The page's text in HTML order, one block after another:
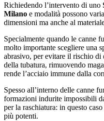
Richiedendo l’intervento di uno
Milano e modalità possono
dimensioni ma anche al
Specialmente quando le canne
molto importante scegliere una
abrasivo, per evitare il rischio di
della tubatura, rimuovendo
rende l’acciaio immune dalla
Spesso all’interno delle canne
formazioni indurite impossibili
per la raschiatura: in questo
più potenti.